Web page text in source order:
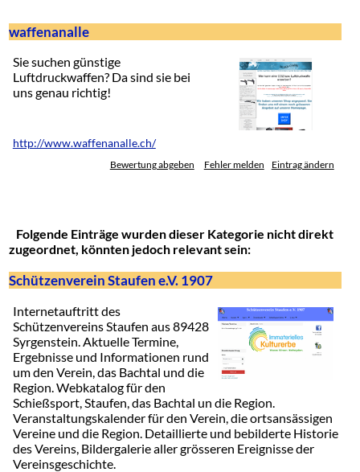
waffenanalle
Sie suchen günstige
Luftdruckwaffen? Da sind sie bei
uns genau richtig!
http://www.waffenanalle.ch/
Bewertung abgeben Fehler melden Eintrag ändern
Folgende Einträge wurden dieser Kategorie nicht direkt
zugeordnet, könnten jedoch relevant sein:
Schützenverein Staufen e.V. 1907
Internetauftritt des
Schützenvereins Staufen aus 89428
Syrgenstein. Aktuelle Termine,
Ergebnisse und Informationen rund
um den Verein, das Bachtal und die
Region. Webkatalog für den
Schießsport, Staufen, das Bachtal un die Region.
Veranstaltungskalender für den Verein, die ortsansässigen
Vereine und die Region. Detaillierte und bebilderte Historie
des Vereins, Bildergalerie aller grösseren Ereignisse der
Vereinsgeschichte.